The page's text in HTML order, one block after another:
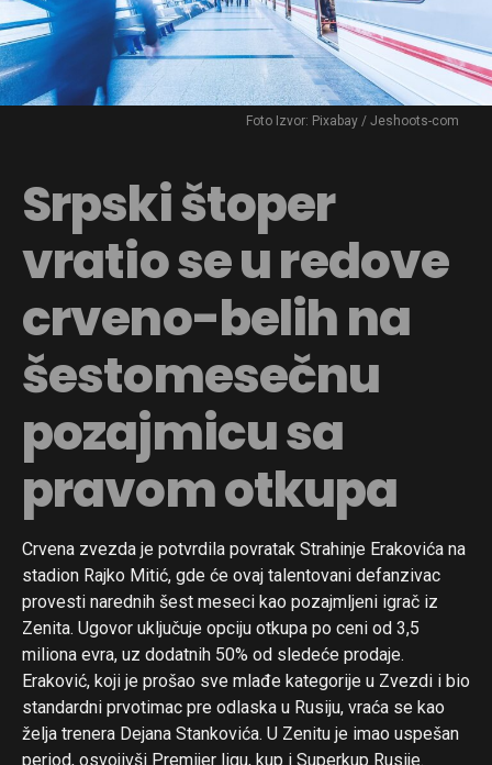
Foto Izvor: Pixabay / Jeshoots-com
Srpski štoper
vratio se u redove
crveno-belih na
šestomesečnu
pozajmicu sa
pravom otkupa
Crvena zvezda je potvrdila povratak Strahinje Erakovića na
stadion Rajko Mitić, gde će ovaj talentovani defanzivac
provesti narednih šest meseci kao pozajmljeni igrač iz
Zenita. Ugovor uključuje opciju otkupa po ceni od 3,5
miliona evra, uz dodatnih 50% od sledeće prodaje.
Eraković, koji je prošao sve mlađe kategorije u Zvezdi i bio
standardni prvotimac pre odlaska u Rusiju, vraća se kao
želja trenera Dejana Stankovića. U Zenitu je imao uspešan
period, osvojivši Premijer ligu, kup i Superkup Rusije.
Flipboard
Reddit
Pinterest
Whatsapp